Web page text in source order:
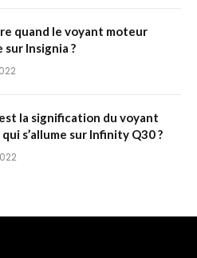
quand le voyant moteur
sur Insignia ?
la signification du voyant
s’allume sur Infinity Q30 ?